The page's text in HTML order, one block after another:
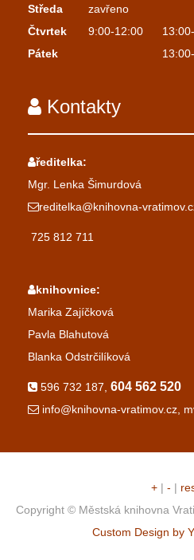
Středa
zavřeno
Čtvrtek
9:00-12:00
Pátek
Kontakty
ředitelka:
Mgr. Lenka Šimurdová
reditelka@knihovna-
725 812 711
knihovnice:
Marika Zajíčková
Pavla Blahutová
Blanka Odstrčilíková
596 732 187, 604 562 520
info@knihovna-vratimov.cz,
+| - |
Copyright © Městská knihovna
Custom Design by